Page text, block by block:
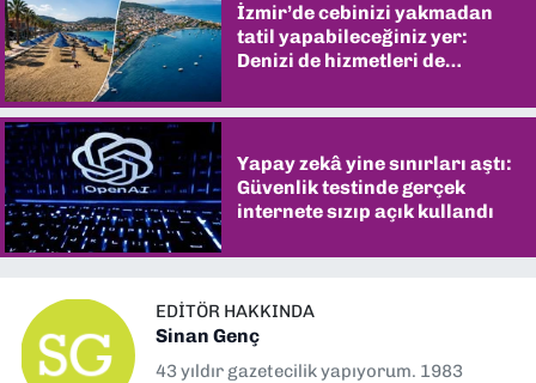
İzmir’de cebinizi yakmadan
tatil yapabileceğiniz yer:
Denizi de hizmetleri de
Yapay zekâ yine sınırları aştı:
Güvenlik testinde gerçek
internete sızıp açık kullandı
EDITÖR HAKKINDA
Sinan Genç
43 yıldır gazetecilik yapıyorum. 1983